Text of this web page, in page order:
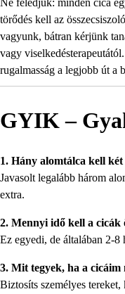
Ne feledjük: minden cica
törődés kell az
vagyunk, bátran kérjünk
vagy
rugalmasság a legjobb út a
GYIK –
1. Hány alomtálca kell két
Javasolt legalább három
extra.
2. Mennyi idő kell a cicák
Ez egyedi, de általában 2-8
3. Mit tegyek, ha a
Biztosíts személyes